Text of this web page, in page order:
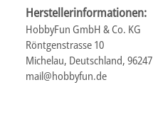
Herstellerinformationen:
HobbyFun GmbH & Co. KG
Röntgenstrasse 10
Michelau, Deutschland, 96247
mail@hobbyfun.de